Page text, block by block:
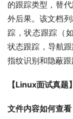
的跟踪类型，替
外后果。该文档
踪，状态跟踪（
状态跟踪，导航
指纹识别和隐蔽跟
【Linux面试真题】
文件内容如何查看